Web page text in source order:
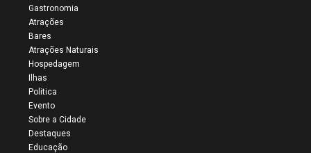
Gastronomia
Atrações
Bares
Atrações Naturais
Hospedagem
Ilhas
Politica
Evento
Sobre a Cidade
Destaques
Educação